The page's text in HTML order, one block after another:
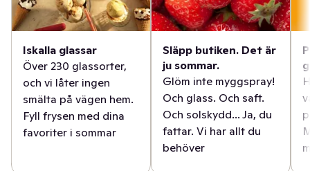
Iskalla glassar
Över 230 glassorter,
och vi låter ingen
smälta på vägen hem.
Fyll frysen med dina
favoriter i sommar
Släpp butiken. Det är
ju sommar.
Glöm inte myggspray!
Och glass. Och saft.
Och solskydd... Ja, du
fattar. Vi har allt du
behöver